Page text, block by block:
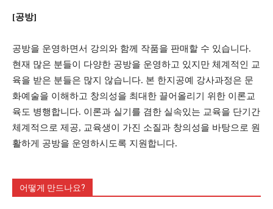
[공방]
공방을 운영하면서 강의와 함께 작품을 판매할 수 있습니다.
현재 많은 분들이 다양한 공방을 운영하고 있지만 체계적인 교
육을 받은 분들은 많지 않습니다. 본 한지공예 강사과정은 문
화예술을 이해하고 창의성을 최대한 끌어올리기 위한 이론교
육도 병행합니다. 이론과 실기를 겸한 실속있는 교육을 단기간
체계적으로 제공, 교육생이 가진 소질과 창의성을 바탕으로 원
활하게 공방을 운영하시도록 지원합니다.
어떻게 만드나요?